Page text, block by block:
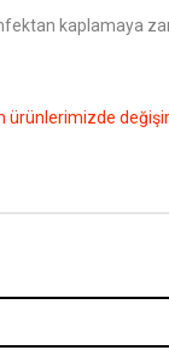
kaplamaya
ürünlerimizde